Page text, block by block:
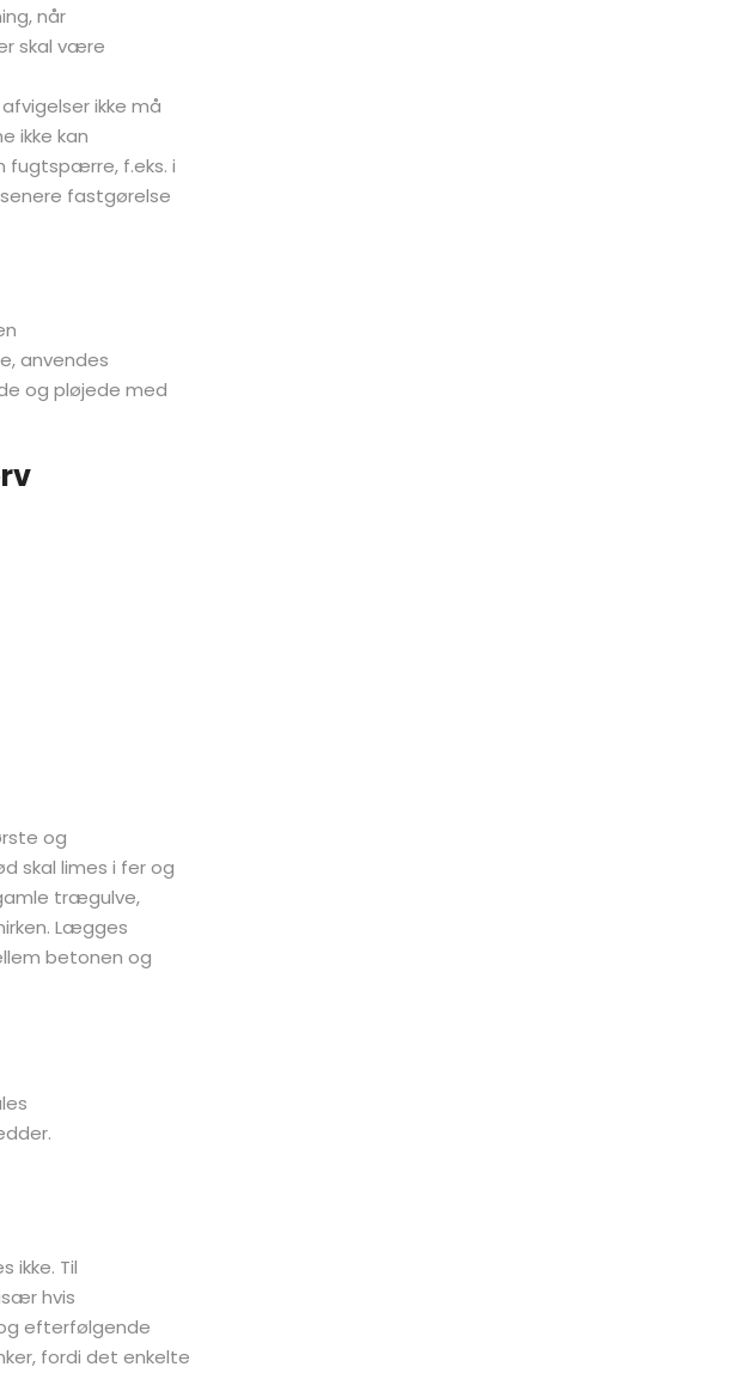
når
skal være
ikke må
ikke kan
fugtspærre, f.eks. i
fastgørelse
anvendes
og pløjede med
og
skal limes i fer og
trægulve,
Lægges
betonen og
ikke. Til
hvis
efterfølgende
fordi det enkelte